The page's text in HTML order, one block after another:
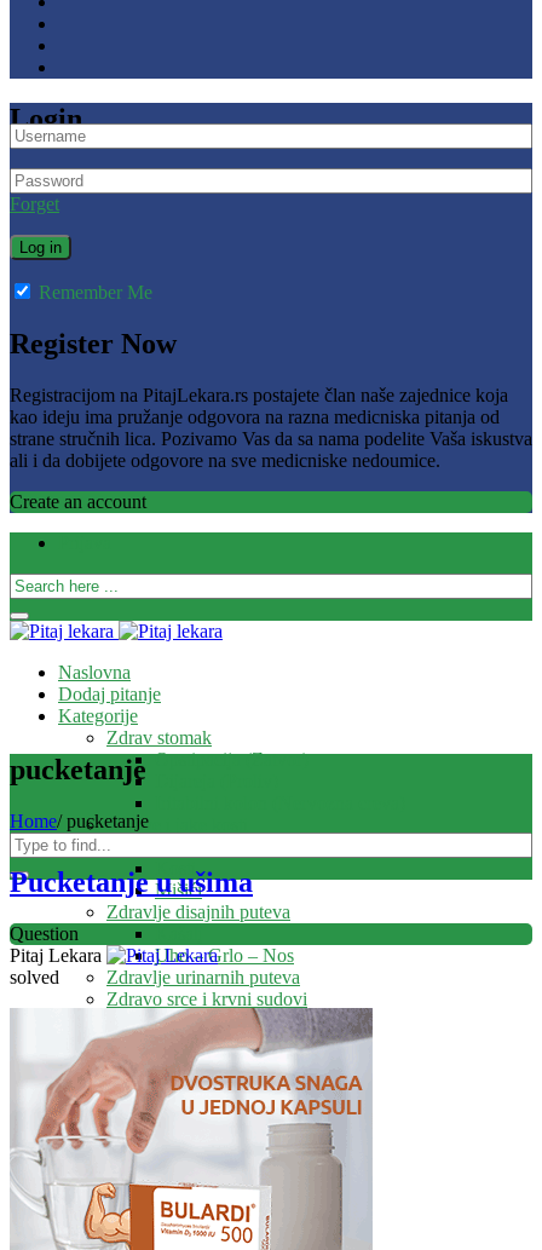
Login
Forget
Remember Me
Register Now
Registracijom na PitajLekara.rs postajete član naše zajednice koja
kao ideju ima pružanje odgovora na razna medicniska pitanja od
strane stručnih lica. Pozivamo Vas da sa nama podelite Vaša iskustva
ali i da dobijete odgovore na sve medicniske nedoumice.
Create an account
Naslovna
Dodaj pitanje
Kategorije
Zdrav stomak
Opstipacija (Zatvor)
Zdrave i jake kosti
Mišići
Zdravlje disajnih puteva
Uho – Grlo – Nos
Zdravlje urinarnih puteva
Zdravo srce i krvni sudovi
Zdravo dete
Ekcem
Imunitet
Odojčad
Zdravo mršavljenje
Zdravlje nervnog sistema
Vitamini i minerali
Ostalo
Blog
Kontakt
Savetovalište
pucketanje
Home/ pucketanje
Pucketanje u ušima
Question
Pitaj Lekara
solved